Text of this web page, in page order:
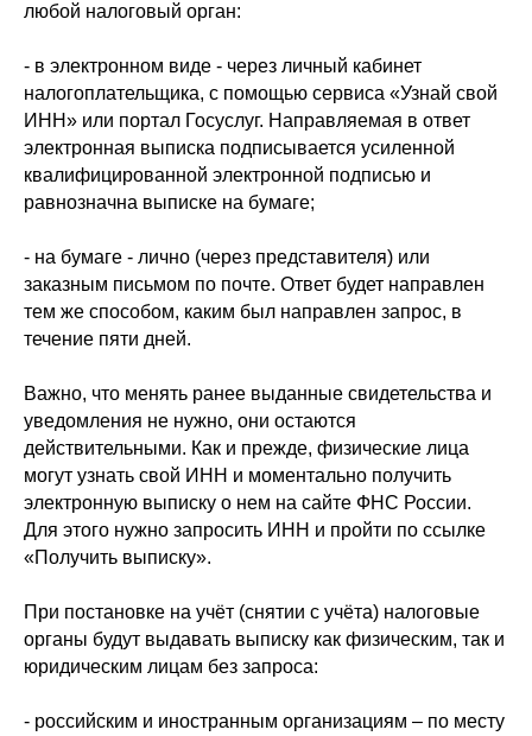
любой налоговый орган:
- в электронном виде - через личный кабинет
налогоплательщика, с помощью сервиса «Узнай свой
ИНН» или портал Госуслуг. Направляемая в ответ
электронная выписка подписывается усиленной
квалифицированной электронной подписью и
равнозначна выписке на бумаге;
- на бумаге - лично (через представителя) или
заказным письмом по почте. Ответ будет направлен
тем же способом, каким был направлен запрос, в
течение пяти дней.
Важно, что менять ранее выданные свидетельства и
уведомления не нужно, они остаются
действительными. Как и прежде, физические лица
могут узнать свой ИНН и моментально получить
электронную выписку о нем на сайте ФНС России.
Для этого нужно запросить ИНН и пройти по ссылке
«Получить выписку».
При постановке на учёт (снятии с учёта) налоговые
органы будут выдавать выписку как физическим, так и
юридическим лицам без запроса:
- российским и иностранным организациям – по месту